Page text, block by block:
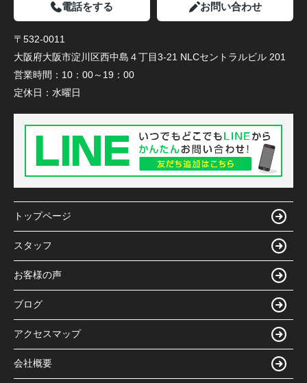
電話をする お問い合わせ
〒532-0011
大阪府大阪市淀川区西中島４丁目3-21 NLCセントラルビル 201
営業時間： 10：00～19：00
定休日： 水曜日
トップページ
スタッフ
お客様の声
ブログ
アクセスマップ
会社概要